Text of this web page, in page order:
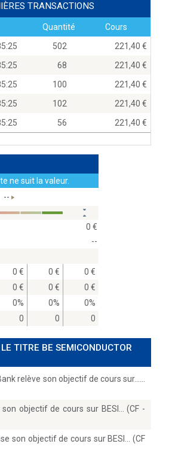
TRANSACTIONS
Quantité
Cours
502
221,40
68
221,40
100
221,40
102
221,40
56 221,40
ne suit la valeur.
--
0
--
0 0
0
0 0
0
0% 0%
0%
0 0 0
TITRE BE SEMICONDUCTOR
relève son objectif de cours sur...
son objectif de cours sur BESI… (CF -
son objectif de cours sur BESI… (CF